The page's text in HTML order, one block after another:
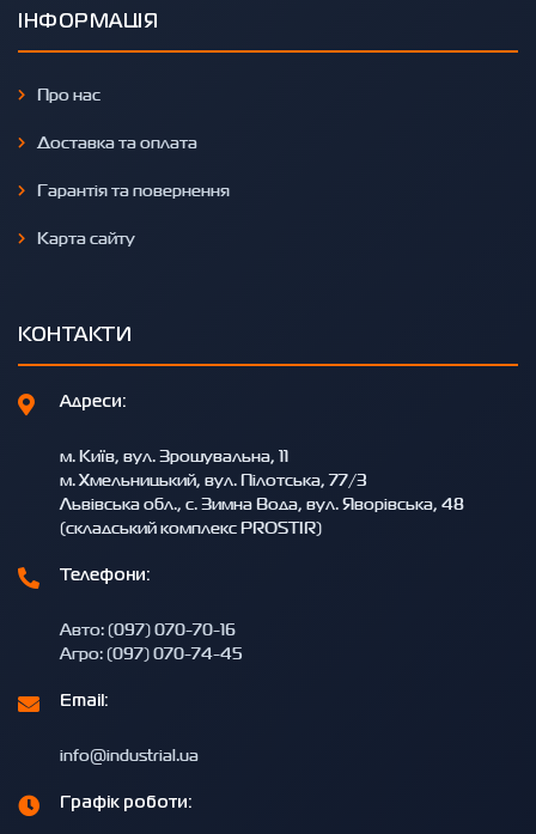
ІНФОРМАЦІЯ
Про нас
Доставка та оплата
Гарантія та повернення
Карта сайту
КОНТАКТИ
Адреси:
м. Київ, вул. Зрошувальна, 11
м. Хмельницький, вул. Пілотська, 77/3
Львівська обл., с. Зимна Вода, вул. Яворівська, 48
(складський комплекс PROSTIR)
Телефони:
Авто: (097) 070-70-16
Агро: (097) 070-74-45
Email:
info@industrial.ua
Графік роботи: